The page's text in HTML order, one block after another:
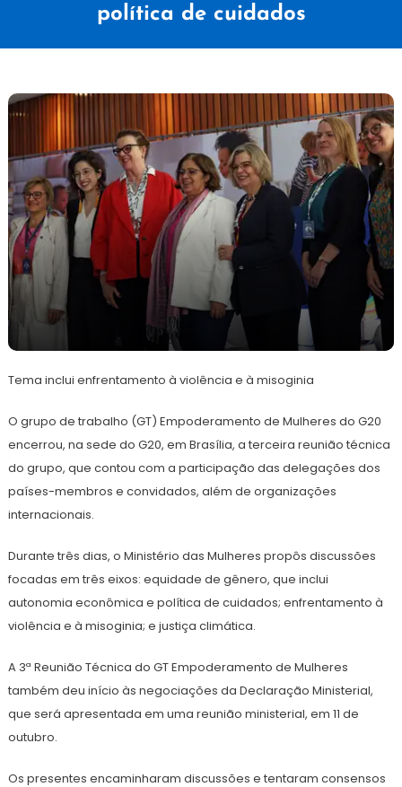
política de cuidados
julho
2024
Tema inclui enfrentamento à violência e à misoginia
O grupo de trabalho (GT) Empoderamento de Mulheres do G20
encerrou, na sede do G20, em Brasília, a terceira reunião técnica
do grupo, que contou com a participação das delegações dos
países-membros e convidados, além de organizações
internacionais.
Durante três dias, o Ministério das Mulheres propôs discussões
focadas em três eixos: equidade de gênero, que inclui
autonomia econômica e política de cuidados; enfrentamento à
violência e à misoginia; e justiça climática.
A 3ª Reunião Técnica do GT Empoderamento de Mulheres
também deu início às negociações da Declaração Ministerial,
que será apresentada em uma reunião ministerial, em 11 de
outubro.
Os presentes encaminharam discussões e tentaram consensos